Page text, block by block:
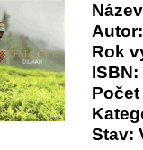
Autor:
Rok
ISBN:
Stav: